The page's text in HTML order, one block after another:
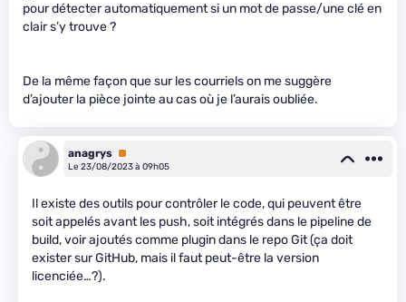
pour détecter automatiquement si un mot de passe/une clé en
clair s’y trouve ?
De la même façon que sur les courriels on me suggère
d’ajouter la pièce jointe au cas où je l’aurais oubliée.
anagrys Premium
Le 23/08/2023 à 09h05
Il existe des outils pour contrôler le code, qui peuvent être
soit appelés avant les push, soit intégrés dans le pipeline de
build, voir ajoutés comme plugin dans le repo Git (ça doit
exister sur GitHub, mais il faut peut-être la version
licenciée…?).